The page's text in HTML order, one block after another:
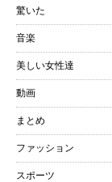
驚いた
音楽
美しい女性達
動画
まとめ
ファッション
スポーツ